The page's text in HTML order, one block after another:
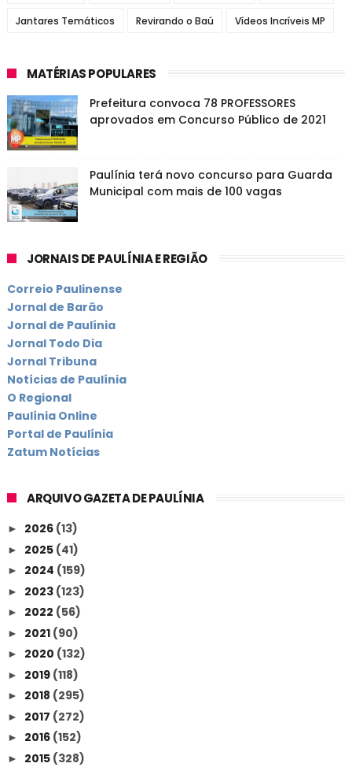
Jantares Temáticos Revirando o Baú Vídeos Incríveis MP
MATÉRIAS POPULARES
Prefeitura convoca 78 PROFESSORES
aprovados em Concurso Público de 2021
Paulínia terá novo concurso para Guarda
Municipal com mais de 100 vagas
JORNAIS DE PAULÍNIA E REGIÃO
Correio Paulinense
Jornal de Barão
Jornal de Paulínia
Jornal Todo Dia
Jornal Tribuna
Notícias de Paulínia
O Regional
Paulínia Online
Portal de Paulínia
Zatum Notícias
ARQUIVO GAZETA DE PAULÍNIA
► 2026 (13)
► 2025 (41)
► 2024 (159)
► 2023 (123)
► 2022 (56)
► 2021 (90)
► 2020 (132)
► 2019 (118)
► 2018 (295)
► 2017 (272)
► 2016 (152)
► 2015 (328)